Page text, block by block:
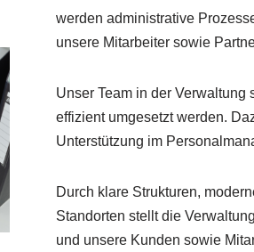
werden administrative
unsere Mitarbeiter sowie
Unser Team in der
effizient umgesetzt werden.
Unterstützung im
Durch klare Strukturen,
Standorten stellt die
und unsere Kunden sowie